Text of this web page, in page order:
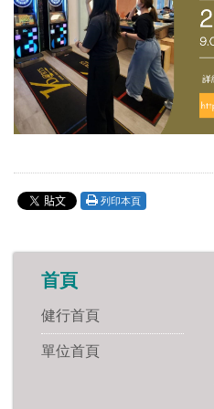
列印本頁
首頁
健行首頁
單位首頁